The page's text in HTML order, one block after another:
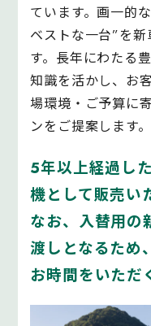
ています。画一的
ベストな一台”を
す。長年にわたる
知識を活かし、お
場環境・ご予算に
ンをご提案します。
5年以上経過し
機として販売い
なお、入替用の
渡しとなるため
お時間をいただ